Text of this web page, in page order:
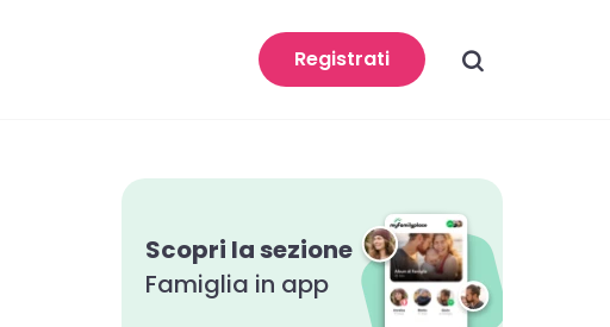
Registrati search
Scopri la sezione
Famiglia in app